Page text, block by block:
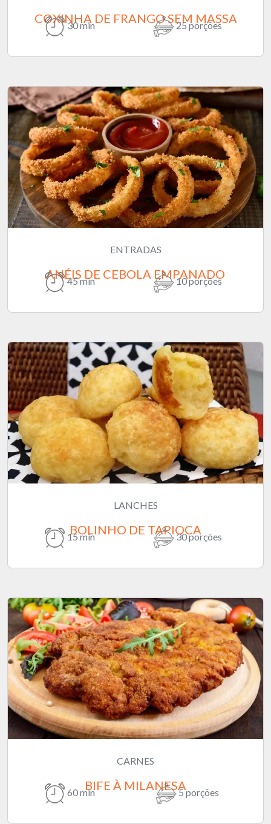
COXINHA DE FRANGO SEM MASSA
30 min 25 porções
ENTRADAS
ANÉIS DE CEBOLA EMPANADO
45 min 10 porções
LANCHES
BOLINHO DE TAPIOCA
15 min 30 porções
CARNES
BIFE À MILANESA
60 min 5 porções